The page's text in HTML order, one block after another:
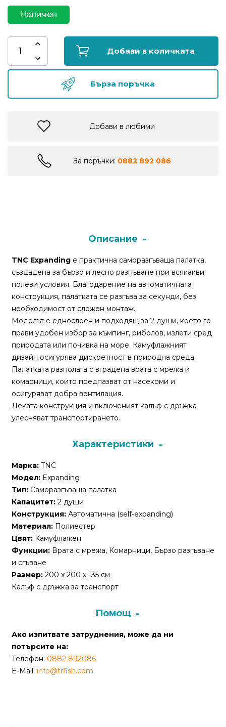
риболов
Куки
за
риболов
и
поводи
Плувки
за
Комплекти
за
риболов
нас
Контакти
Поръчка
и
доставка
Връщане
рекламация
Политика
за
поверителност
Наличен
Добави в количката
Бърза поръчка
Добави в любими
За поръчки: 0882 892 086
Описание
TNC Expanding е практична саморазгъваща палатка,
създадена за бързо и лесно разпъване при всякакви
полеви условия. Благодарение на автоматичната
конструкция, палатката се разгъва за секунди, без
необходимост от сложен монтаж.
Моделът е еднослоен и подходящ за 2 души, което го
прави удобен избор за къмпинг, риболов, излети сред
природата или почивка на море. Камуфлажният
дизайн осигурява дискретност в природна среда.
Палатката разполага с вградена врата с мрежа и
комарници, които предпазват от насекоми и
осигуряват добра вентилация.
Леката конструкция и включеният калъф с дръжка
улесняват транспортирането.
Характеристики
Марка: TNC
Модел: Expanding
Тип: Саморазгъваща палатка
Капацитет: 2 души
Конструкция: Автоматична (self-expanding)
Материал: Полиестер
Цвят: Камуфлажен
Функции: Врата с мрежа, Комарници, Бързо разгъване
и сгъване
Размер: 200 x 200 x 135 см
Калъф с дръжка за транспорт
Помощ
Ако изпитвате затруднения, може да ни
потърсите на:
Телефон: 0882 892086
E-Mail: info@trfish.com